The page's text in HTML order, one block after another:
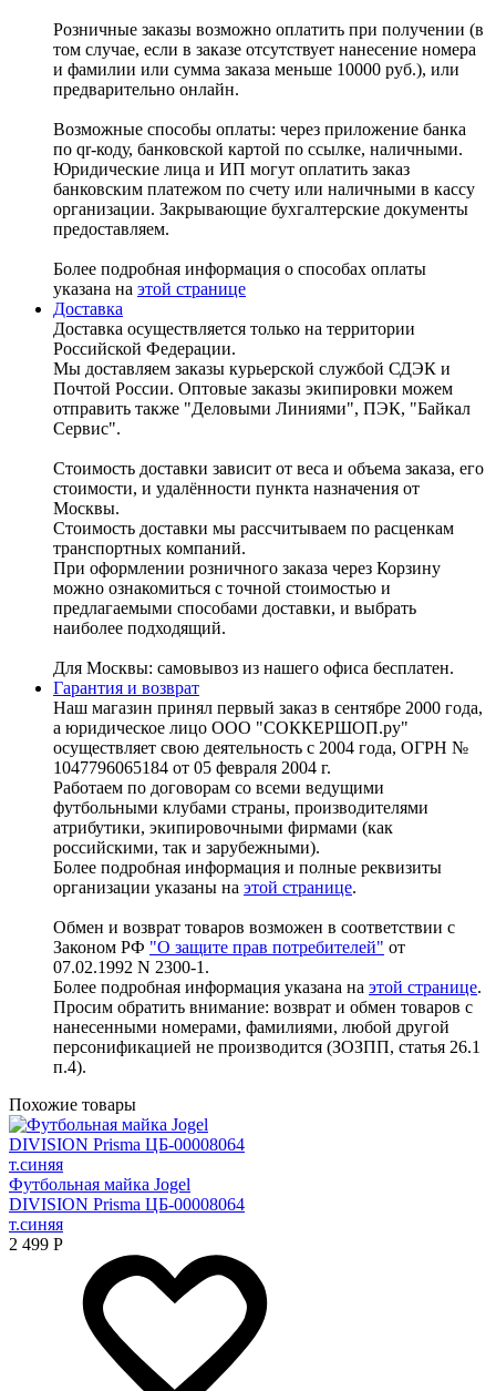
Розничные заказы возможно оплатить при получении (в
том случае, если в заказе отсутствует нанесение номера
и фамилии или сумма заказа меньше 10000 руб.), или
предварительно онлайн.
Возможные способы оплаты: через приложение банка
по qr-коду, банковской картой по ссылке, наличными.
Юридические лица и ИП могут оплатить заказ
банковским платежом по счету или наличными в кассу
организации. Закрывающие бухгалтерские документы
предоставляем.
Более подробная информация о способах оплаты
указана на этой странице
Доставка
Доставка осуществляется только на территории
Российской Федерации.
Мы доставляем заказы курьерской службой СДЭК и
Почтой России. Оптовые заказы экипировки можем
отправить также "Деловыми Линиями", ПЭК, "Байкал
Сервис".
Стоимость доставки зависит от веса и объема заказа, его
стоимости, и удалённости пункта назначения от
Москвы.
Стоимость доставки мы рассчитываем по расценкам
транспортных компаний.
При оформлении розничного заказа через Корзину
можно ознакомиться с точной стоимостью и
предлагаемыми способами доставки, и выбрать
наиболее подходящий.
Для Москвы: самовывоз из нашего офиса бесплатен.
Гарантия и возврат
Наш магазин принял первый заказ в сентябре 2000 года,
а юридическое лицо ООО "СОККЕРШОП.ру"
осуществляет свою деятельность с 2004 года, ОГРН №
1047796065184 от 05 февраля 2004 г.
Работаем по договорам со всеми ведущими
футбольными клубами страны, производителями
атрибутики, экипировочными фирмами (как
российскими, так и зарубежными).
Более подробная информация и полные реквизиты
организации указаны на этой странице.
Обмен и возврат товаров возможен в соответствии с
Законом РФ "О защите прав потребителей" от
07.02.1992 N 2300-1.
Более подробная информация указана на этой странице.
Просим обратить внимание: возврат и обмен товаров с
нанесенными номерами, фамилиями, любой другой
персонификацией не производится (ЗОЗПП, статья 26.1
п.4).
Похожие товары
Футбольная майка Jogel
DIVISION Prisma ЦБ-00008064
т.синяя
2 499 Р